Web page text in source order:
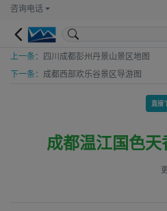
咨询电话
上一条：
四川成都彭州丹景山景区地图
下一条： 成都西部欢乐谷景区导游图
直接
成都温江国色天